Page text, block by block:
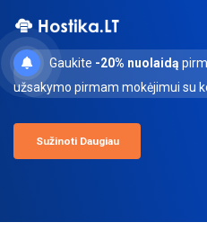
Gaukite -20% nuolaidą
užsakymo pirmam mokėjimui su
Sužinoti Daugiau